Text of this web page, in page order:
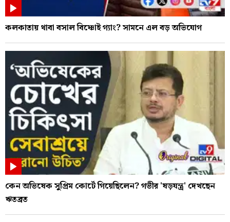
কলকাতায় থাবা বসাল বিষ্ণোই গ্যাং? সামনে এল বড় অভিযোগ
কেন অভিষেক সুপ্রিম কোর্টে গিয়েছিলেন? গভীর 'ষড়যন্ত্র' দেখছেন
ঋতব্রত